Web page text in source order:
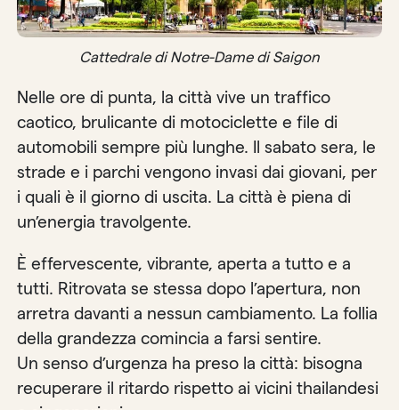
Cattedrale di Notre-Dame di Saigon
Nelle ore di punta, la città vive un traffico
caotico, brulicante di motociclette e file di
automobili sempre più lunghe. Il sabato sera, le
strade e i parchi vengono invasi dai giovani, per
i quali è il giorno di uscita. La città è piena di
un’energia travolgente.
È effervescente, vibrante, aperta a tutto e a
tutti. Ritrovata se stessa dopo l’apertura, non
arretra davanti a nessun cambiamento. La follia
della grandezza comincia a farsi sentire.
Un senso d’urgenza ha preso la città: bisogna
recuperare il ritardo rispetto ai vicini thailandesi